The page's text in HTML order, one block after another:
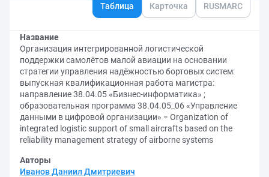
Таблица Карточка RUSMARC
Название
Организация интегрированной логистической
поддержки самолётов малой авиации на основании
стратегии управления надёжностью бортовых систем:
выпускная квалификационная работа магистра:
направление 38.04.05 «Бизнес-информатика» ;
образовательная программа 38.04.05_06 «Управление
данными в цифровой организации» = Organization of
integrated logistic support of small aircrafts based on the
reliability management strategy of airborne systems
Авторы
Иванов Даниил Дмитриевич